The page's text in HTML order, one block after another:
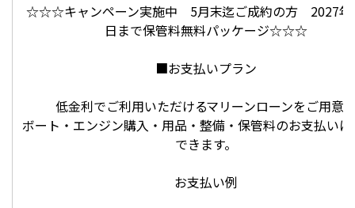
☆☆☆キャンペーン実施中 5月末迄ご成約の方 2027年
日まで保管料無料パッケージ☆☆☆
■お支払いプラン
低金利でご利用いただけるマリーンローンをご用意
ボート・エンジン購入・用品・整備・保管料のお支払い
できます。
お支払い例